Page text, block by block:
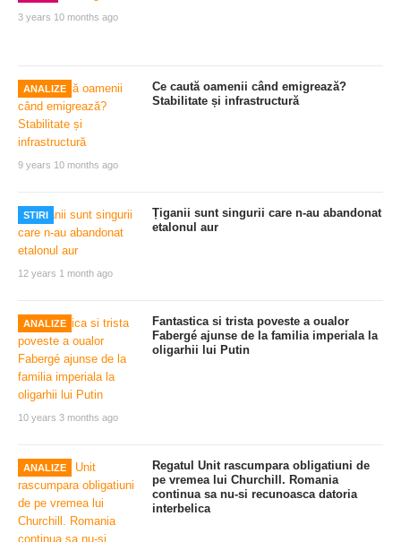
3 years 10 months ago
ANALIZE
9 years 10 months ago
Ce caută oamenii când emigrează?
Stabilitate și infrastructură
STIRI
12 years 1 month ago
Țiganii sunt singurii care n-au abandonat
etalonul aur
ANALIZE
10 years 3 months ago
Fantastica si trista poveste a oualor
Fabergé ajunse de la familia imperiala la
oligarhii lui Putin
ANALIZE
Regatul Unit rascumpara obligatiuni de
pe vremea lui Churchill. Romania
continua sa nu-si recunoasca datoria
interbelica